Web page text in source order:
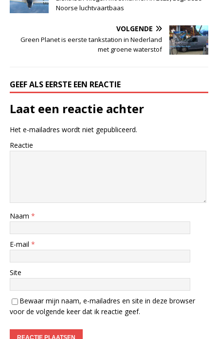
Noorse luchtvaartbaas
VOLGENDE
Green Planet is eerste tankstation in Nederland
met groene waterstof
GEEF ALS EERSTE EEN REACTIE
Laat een reactie achter
Het e-mailadres wordt niet gepubliceerd.
Reactie
Naam *
E-mail *
Site
Bewaar mijn naam, e-mailadres en site in deze browser
voor de volgende keer dat ik reactie geef.